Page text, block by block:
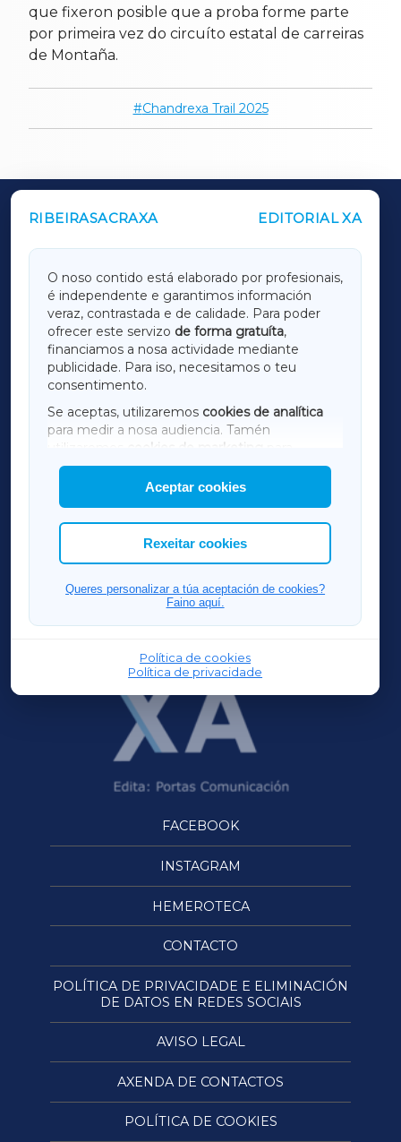
que fixeron posible que a proba forme parte
por primeira vez do circuíto estatal de carreiras
de Montaña.
Chandrexa Trail 2025
RIBEIRASACRAXA EDITORIAL XA
O noso contido está elaborado por profesionais,
é independente e garantimos información
veraz, contrastada e de calidade. Para poder
ofrecer este servizo de forma gratuíta,
financiamos a nosa actividade mediante
publicidade. Para iso, necesitamos o teu
consentimento.
Se aceptas, utilizaremos cookies de analítica
para medir a nosa audiencia. Tamén
utilizaremos
cookies de marketing
mostrar publicidade de terceiros.
Así mesmo, podes personalizar a elección das
cookies que desexas permitir.
Aceptar cookies
Rexeitar cookies
Queres personalizar a túa aceptación de cookies?
Faino aquí.
Política de cookies
Política de privacidade
OUTROS PERIÓDICOS
LUGOXA
TERRACHAXA
AMARIÑAXA
RIBEIRASACRAXA
ACORUÑAXA
FERROLXA
OURENSEXA
FACEBOOK
INSTAGRAM
HEMEROTECA
CONTACTO
POLÍTICA DE PRIVACIDADE E ELIMINACIÓN
DE DATOS EN REDES SOCIAIS
AVISO LEGAL
AXENDA DE CONTACTOS
POLÍTICA DE COOKIES